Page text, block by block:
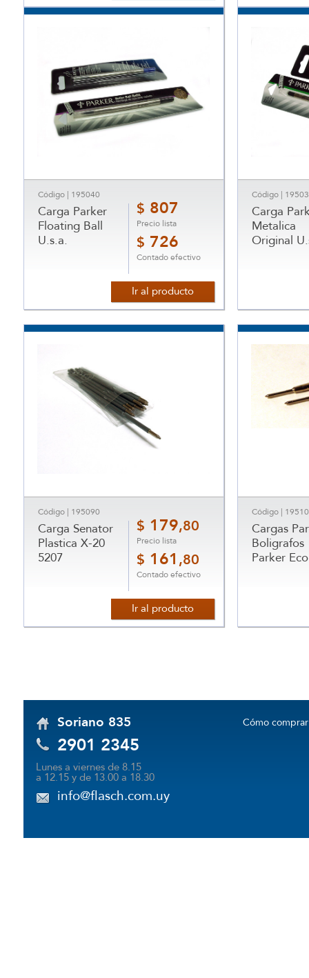
Código | 195040
Carga Parker
Floating Ball
U.s.a.
$ 807
Precio lista
$ 726
Contado efectivo
Ir al producto
Código |
Carga
Metalica
Original
Código | 195090
Carga Senator
Plastica X-20
5207
$ 179,80
Precio lista
$ 161 ,80
Contado efectivo
Ir al producto
Código |
Cargas
Boligrafos
Parker
Cómo comprar
Soriano 835
2901 2345
Lunes a viernes de 8.15
a 12.15 y de 13.00 a 18.30
info@flasch.com.uy